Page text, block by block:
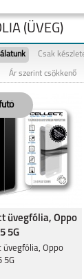
(ÜVEG)
Csak
Ár szerint csökkenő
üvegfólia, Oppo
5G
üvegfólia, Oppo
5G